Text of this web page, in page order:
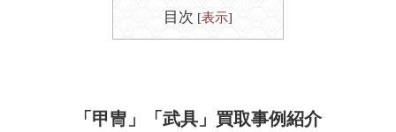
目次 [表示]
「甲冑」「武具」買取事例紹介